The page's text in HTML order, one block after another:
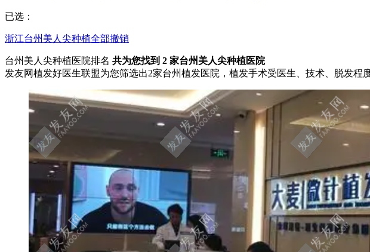
已选：
浙江台州 美人尖种植全部撤销
台州美人尖种植医院排名 共为您找到 2 家台州美人尖种植医院
发友网植发好医生联盟为您筛选出2家台州植发医院，植发手术受医生、技术、脱发